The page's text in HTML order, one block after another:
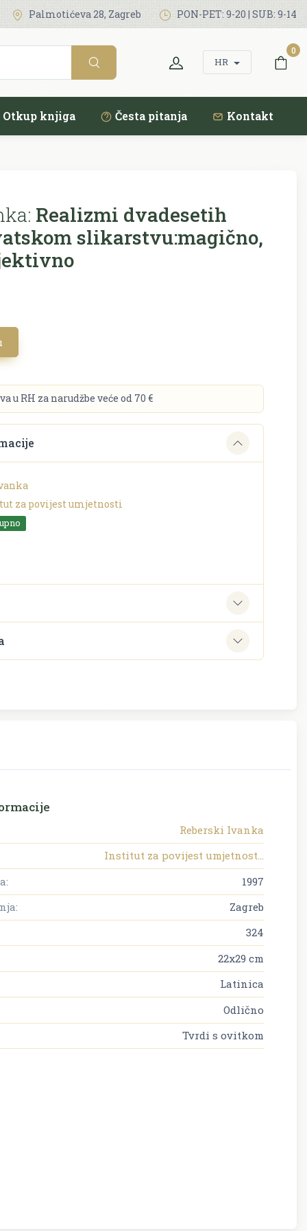
Palmotićeva 28, Zagreb PON-PET: 9-20 | SUB: 9-14
HR
0
Otkup knjiga Česta pitanja Kontakt
Realizmi dvadesetih
slikarstvu:magično,
u RH za narudžbe veće od 70 €
za povijest umjetnosti
Reberski Ivanka
Institut za povijest umjetnost...
1997
Zagreb
324
22x29 cm
Latinica
Odlično
Tvrdi s ovitkom